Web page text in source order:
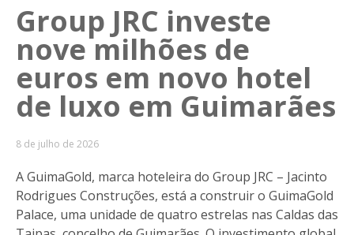
Group JRC investe
nove milhões de
euros em novo hotel
de luxo em Guimarães
8 de julho de 2026
A GuimaGold, marca hoteleira do Group JRC – Jacinto
Rodrigues Construções, está a construir o GuimaGold
Palace, uma unidade de quatro estrelas nas Caldas das